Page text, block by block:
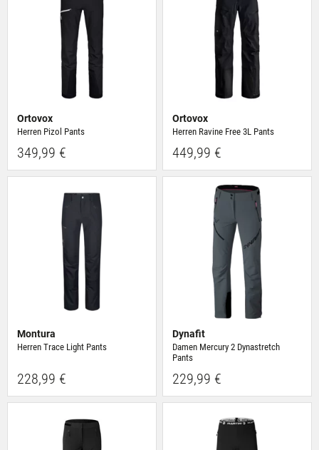
Ortovox
Herren Pizol Pants
349,99 €
Ortovox
Herren Ravine Free 3L Pants
449,99 €
Montura
Herren Trace Light Pants
228,99 €
Dynafit
Damen Mercury 2 Dynastretch
Pants
229,99 €